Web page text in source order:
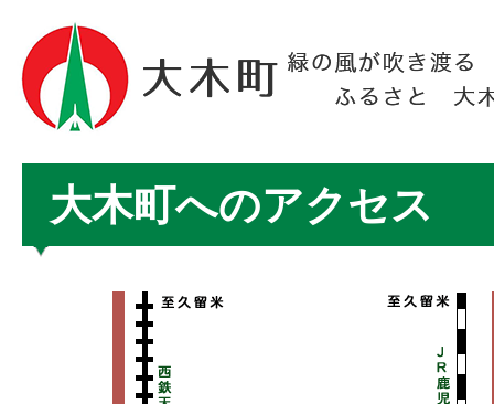
大木町へのアクセス